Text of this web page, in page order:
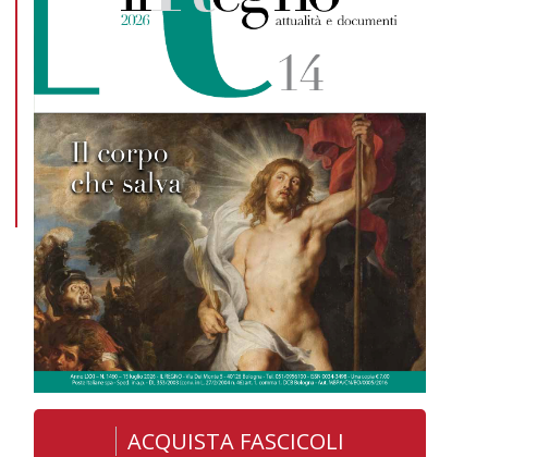
ACQUISTA FASCICOLI